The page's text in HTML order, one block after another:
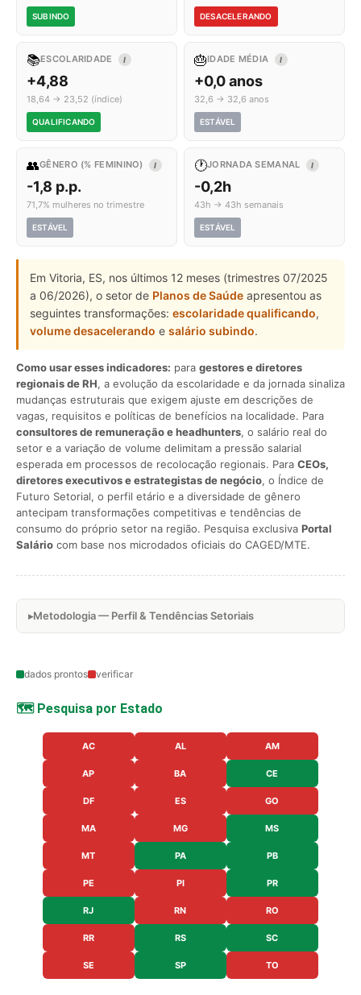
SUBINDO DESACELERANDO
📚ESCOLARIDADE I
+4,88
18,64 → 23,52 (índice)
QUALIFICANDO
🎂IDADE MÉDIA I
+0,0 anos
32,6 → 32,6 anos
ESTÁVEL
👥GÊNERO (% FEMININO) I
-1,8 p.p.
71,7% mulheres no trimestre
ESTÁVEL
🕐JORNADA SEMANAL I
-0,2h
43h → 43h semanais
ESTÁVEL
Em Vitoria, ES, nos últimos 12 meses (trimestres 07/2025
a 06/2026), o setor de Planos de Saúde apresentou as
seguintes transformações: escolaridade qualificando,
volume desacelerando e salário subindo.
Como usar esses indicadores: para gestores e diretores
regionais de RH, a evolução da escolaridade e da jornada sinaliza
mudanças estruturais que exigem ajuste em descrições de
vagas, requisitos e políticas de benefícios na localidade. Para
consultores de remuneração e headhunters, o salário real do
setor e a variação de volume delimitam a pressão salarial
esperada em processos de recolocação regionais. Para CEOs,
diretores executivos e estrategistas de negócio, o Índice de
Futuro Setorial, o perfil etário e a diversidade de gênero
antecipam transformações competitivas e tendências de
consumo do próprio setor na região. Pesquisa exclusiva Portal
Salário com base nos microdados oficiais do CAGED/MTE.
Metodologia — Perfil & Tendências Setoriais
dados prontos verificar
🗺️ Pesquisa por Estado
AC AL AM
AP BA CE
DF ES GO
MA MG MS
MT PA PB
PE PI PR
RJ RN RO
RR RS SC
SE SP TO